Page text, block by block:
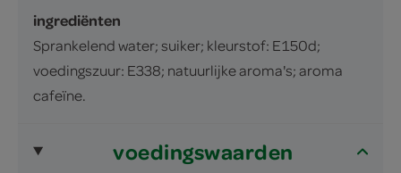
ingrediënten
Sprankelend water; suiker; kleurstof: E150d;
voedingszuur: E338; natuurlijke aroma's; aroma
cafeïne.
voedingswaarden